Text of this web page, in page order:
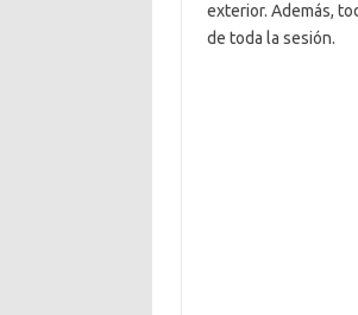
exterior. Además,
de toda la sesión.